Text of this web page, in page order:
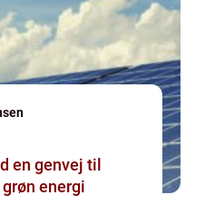
energi